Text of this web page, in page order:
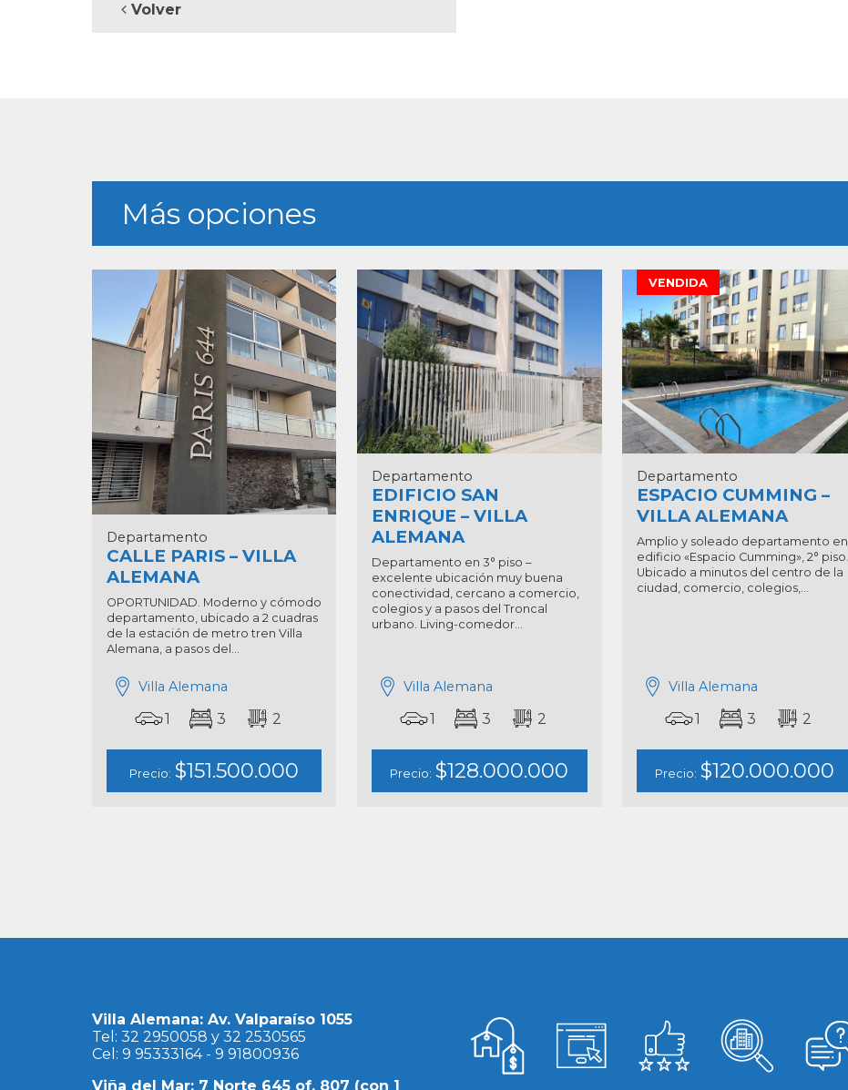
Volver
Más opciones
Departamento
CALLE PARIS – VILLA
ALEMANA
OPORTUNIDAD. Moderno y cómodo
departamento, ubicado a 2 cuadras
de la estación de metro tren Villa
Alemana, a pasos del...
Villa Alemana
1 3 2
Precio: $151.500.000
Departamento
EDIFICIO SAN
ENRIQUE – VILLA
ALEMANA
Departamento en 3° piso –
excelente ubicación muy buena
conectividad, cercano a comercio,
colegios y a pasos del Troncal
urbano. Living-comedor...
Villa Alemana
1 3 2
Precio: $128.000.000
VENDIDA
Departamento
ESPACIO CUMMING –
VILLA ALEMANA
Amplio y soleado departamento en
edificio «Espacio Cumming», 2° piso.
Ubicado a minutos del centro de la
ciudad, comercio, colegios,...
Villa Alemana
1 3 2
Precio: $120.000.000
Villa Alemana: Av. Valparaíso 1055
Tel: 32 2950058 y 32 2530565
Cel: 9 95333164 - 9 91800936
Viña del Mar: 7 Norte 645 of. 807 (con 1